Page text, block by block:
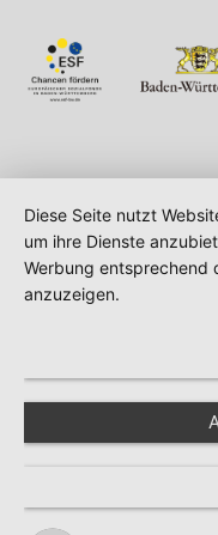
Diese Seite nutzt
um ihre Dienste
Werbung entsprechend
anzuzeigen.